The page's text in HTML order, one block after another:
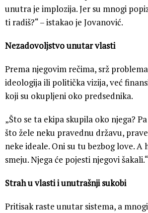
unutra je implozija. Jer su mnogi
ti radiš?“ – istakao je Jovanović.
Nezadovoljstvo unutar vlasti
Prema njegovim rečima, srž
ideologija ili politička vizija, već
koji su okupljeni oko predsednika.
„Što se ta ekipa skupila oko njega?
što žele neku pravednu državu,
neke ideale. Oni su tu bezbog love. A
smeju. Njega će pojesti njegovi šakali.“
Strah u vlasti i unutrašnji sukobi
Pritisak raste unutar sistema, a